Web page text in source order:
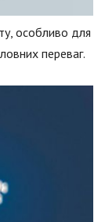
особливо для
переваг.